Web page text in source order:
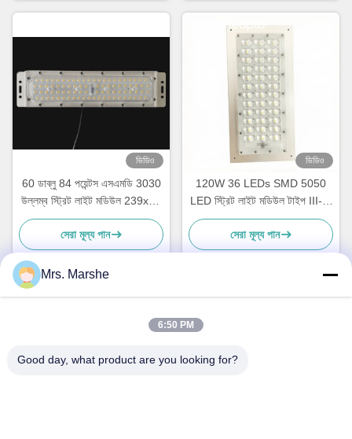
ভিডিও
60 ডাব্লু 84 পয়েন্টস এসএমডি 3030
উল্লম্ব স্ট্রিট লাইট মডিউল 239x45
মিমি
সেরা মূল্য পান
ভিডিও
120W 36 LEDs SMD 5050
LED স্ট্রিট লাইট মডিউল টাইপ III-M
বিম অ্যাঙ্গেল লেন্স এবং PCB বোর্ড সহ
সেরা মূল্য পান
ঠিকানা
Mrs. Marshe
6:50 PM
Good day, what product are you looking for?